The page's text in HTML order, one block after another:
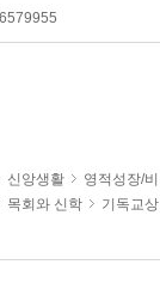
신앙생활
영적성장/
목회와 신학 기독교